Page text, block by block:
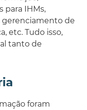
para IHMs,
gerenciamento de
etc. Tudo isso,
tanto de
foram